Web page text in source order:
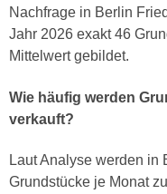
Nachfrage in Berlin
Jahr 2026 exakt 46
Mittelwert gebildet.
Wie häufig werden
verkauft?
Laut Analyse werden in
Grundstücke je Monat